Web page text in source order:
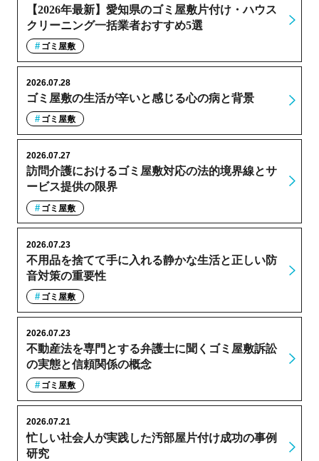
【2026年最新】愛知県のゴミ屋敷片付け・ハウス
クリーニング一括業者おすすめ5選
ゴミ屋敷
ゴミ屋敷の生活が辛いと感じる心の病と背景
2026.07.28
ゴミ屋敷
訪問介護におけるゴミ屋敷対応の法的境界線とサ
ービス提供の限界
2026.07.27
ゴミ屋敷
不用品を捨てて手に入れる静かな生活と正しい防
音対策の重要性
2026.07.23
ゴミ屋敷
不動産法を専門とする弁護士に聞くゴミ屋敷訴訟
の実態と信頼関係の概念
2026.07.23
ゴミ屋敷
忙しい社会人が実践した汚部屋片付け成功の事例
研究
2026.07.21